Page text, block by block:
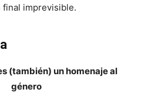
final imprevisible.
(también) un homenaje al
género